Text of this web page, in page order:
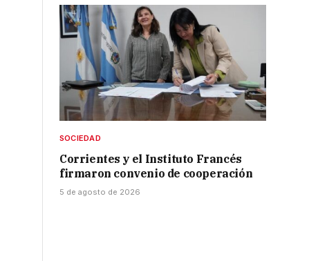
SOCIEDAD
Corrientes y el Instituto Francés
firmaron convenio de cooperación
5 de agosto de 2026